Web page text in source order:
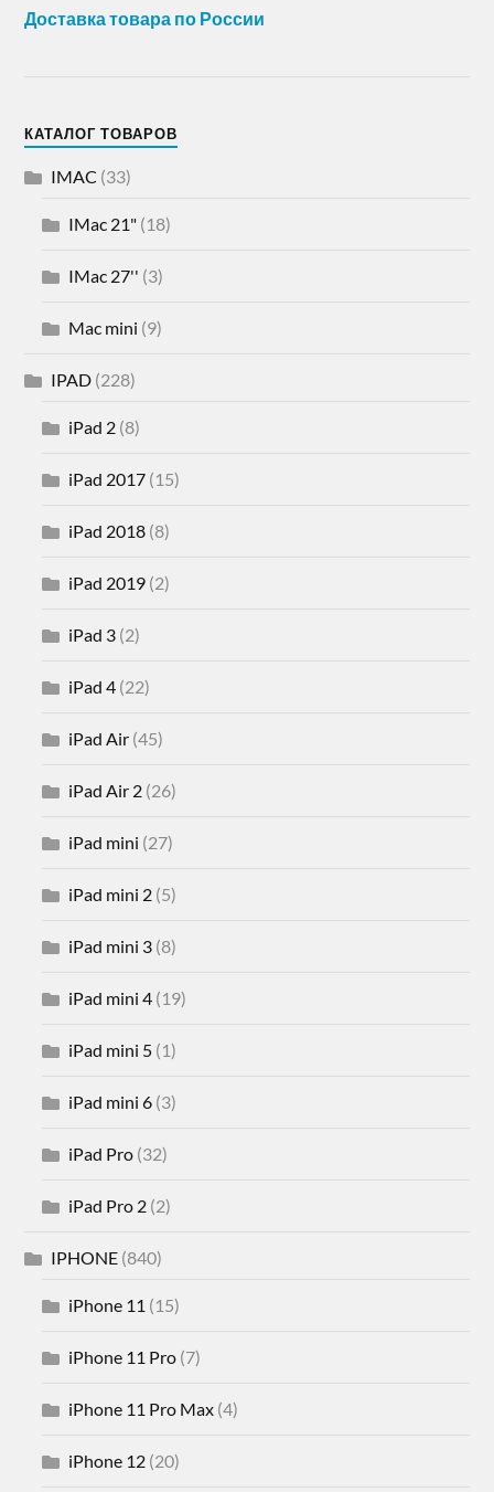
Доставка товара по России
КАТАЛОГ ТОВАРОВ
IMAC (33)
IMac 21" (18)
IMac 27'' (3)
Mac mini (9)
IPAD (228)
iPad 2 (8)
iPad 2017 (15)
iPad 2018 (8)
iPad 2019 (2)
iPad 3 (2)
iPad 4 (22)
iPad Air (45)
iPad Air 2 (26)
iPad mini (27)
iPad mini 2 (5)
iPad mini 3 (8)
iPad mini 4 (19)
iPad mini 5 (1)
iPad mini 6 (3)
iPad Pro (32)
iPad Pro 2 (2)
IPHONE (840)
iPhone 11 (15)
iPhone 11 Pro (7)
iPhone 11 Pro Max (4)
iPhone 12 (20)